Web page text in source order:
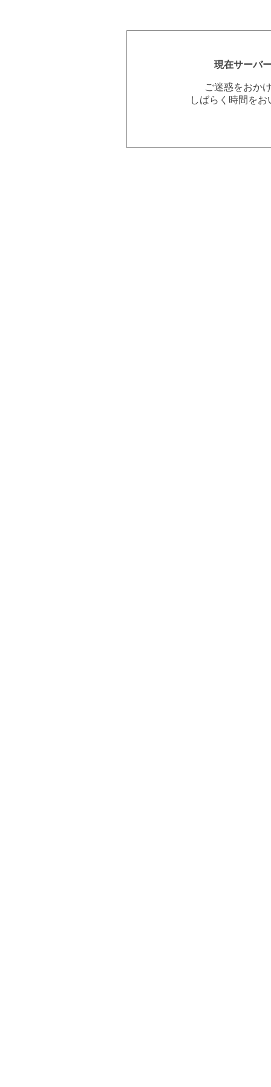
現在サーバ
ご迷惑をおか
しばらく時間を